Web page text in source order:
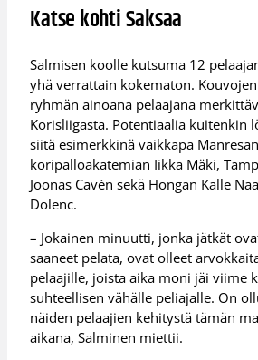
Katse kohti Saksaa
Salmisen koolle kutsuma 12
yhä verrattain kokematon.
ryhmän ainoana pelaajana
Korisliigasta. Potentiaalia kuitenkin
siitä esimerkkinä vaikkapa Manresan
koripalloakatemian Iikka Mäki,
Joonas Cavén sekä Hongan Kalle
Dolenc.
– Jokainen minuutti, jonka jätkät
saaneet pelata, ovat olleet
pelaajille, joista aika moni jäi viime
suhteellisen vähälle peliajalle. On
näiden pelaajien kehitystä tämän
aikana, Salminen miettii.